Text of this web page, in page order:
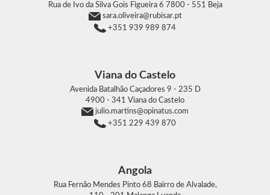
Rua de Ivo da Silva Gois Figueira 6 7800 - 551 Beja
sara.oliveira@rubisar.pt
+351 939 989 874
Viana do Castelo
Avenida Batalhão Caçadores 9 - 235 D
4900 - 341 Viana do Castelo
julio.martins@opinatus.com
+351 229 439 870
Angola
Rua Fernão Mendes Pinto 68 Bairro de Alvalade,